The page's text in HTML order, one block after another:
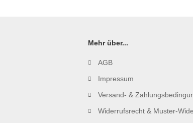
Mehr über...
AGB
Impressum
Versand- &
Widerrufsrecht & Muster-